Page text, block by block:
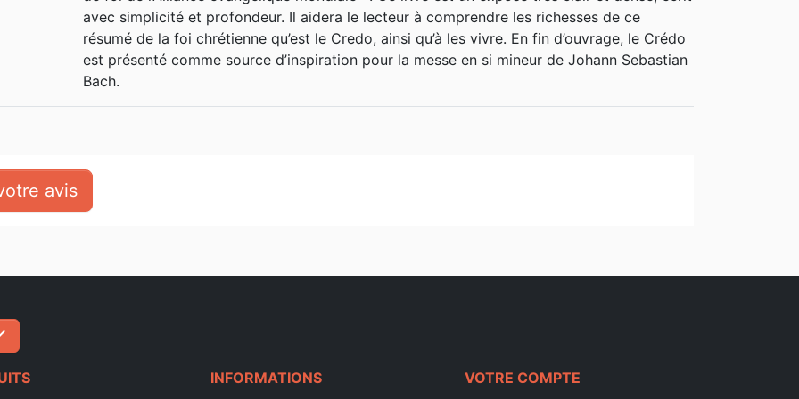
avec simplicité et profondeur. Il aidera le lecteur à comprendre les richesses de ce
résumé de la foi chrétienne qu’est le Credo, ainsi qu’à les vivre. En fin d’ouvrage, le Crédo
est présenté comme source d’inspiration pour la messe en si mineur de Johann Sebastian
Bach.
avis
INFORMATIONS
VOTRE COMPTE